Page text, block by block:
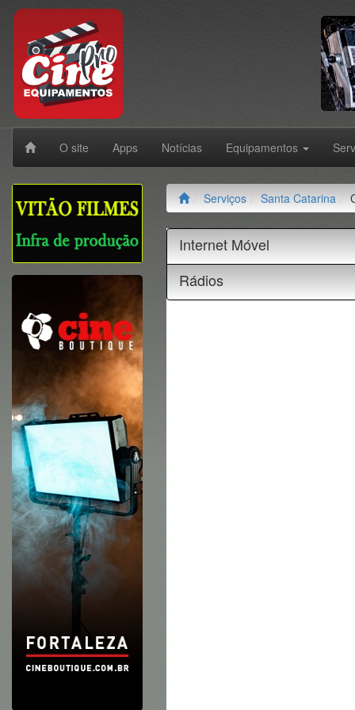
O site Apps Notícias Equipamentos
Serviços Santa Catarina
Internet Móvel
Rádios